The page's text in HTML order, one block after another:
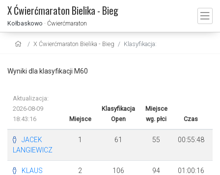
X Ćwierćmaraton Bielika - Bieg
Kołbaskowo · Ćwierćmaraton
X Ćwierćmaraton Bielika - Bieg Klasyfikacja:
Wyniki dla klasyfikacji M60
Aktualizacja:
2026-08-09
18:43:16
Miejsce
Klasyfikacja
Open
Miejsce
wg. płci
Czas
JACEK
LANGIEWICZ
1 61 55 00:55:48
KLAUS
2 106 94 01:00:16